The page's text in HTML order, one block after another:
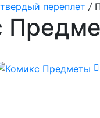
переплет /